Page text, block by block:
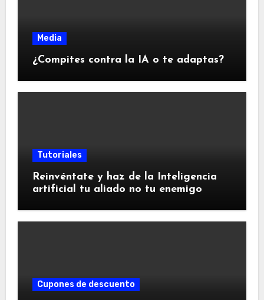
Media
¿Compites contra la IA o te adaptas?
Tutoriales
Reinvéntate y haz de la Inteligencia
artificial tu aliado no tu enemigo
Cupones de descuento